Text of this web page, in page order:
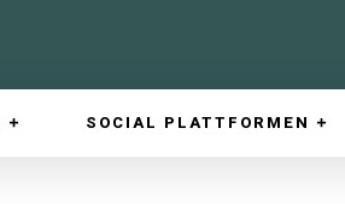
SOCIAL PLATTFORMEN